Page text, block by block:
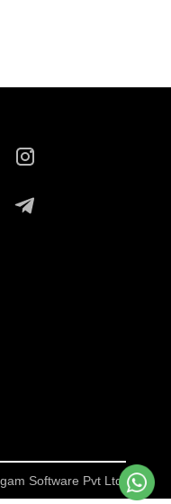
Software Pvt Ltd.